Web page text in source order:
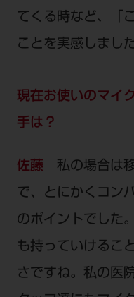
てくる時など、「
ことを実感しました
現在お使いのマイ
手は？
佐藤 私の場合は
で、とにかくコン
のポイントでした
も持っていけるこ
さですね。私の医